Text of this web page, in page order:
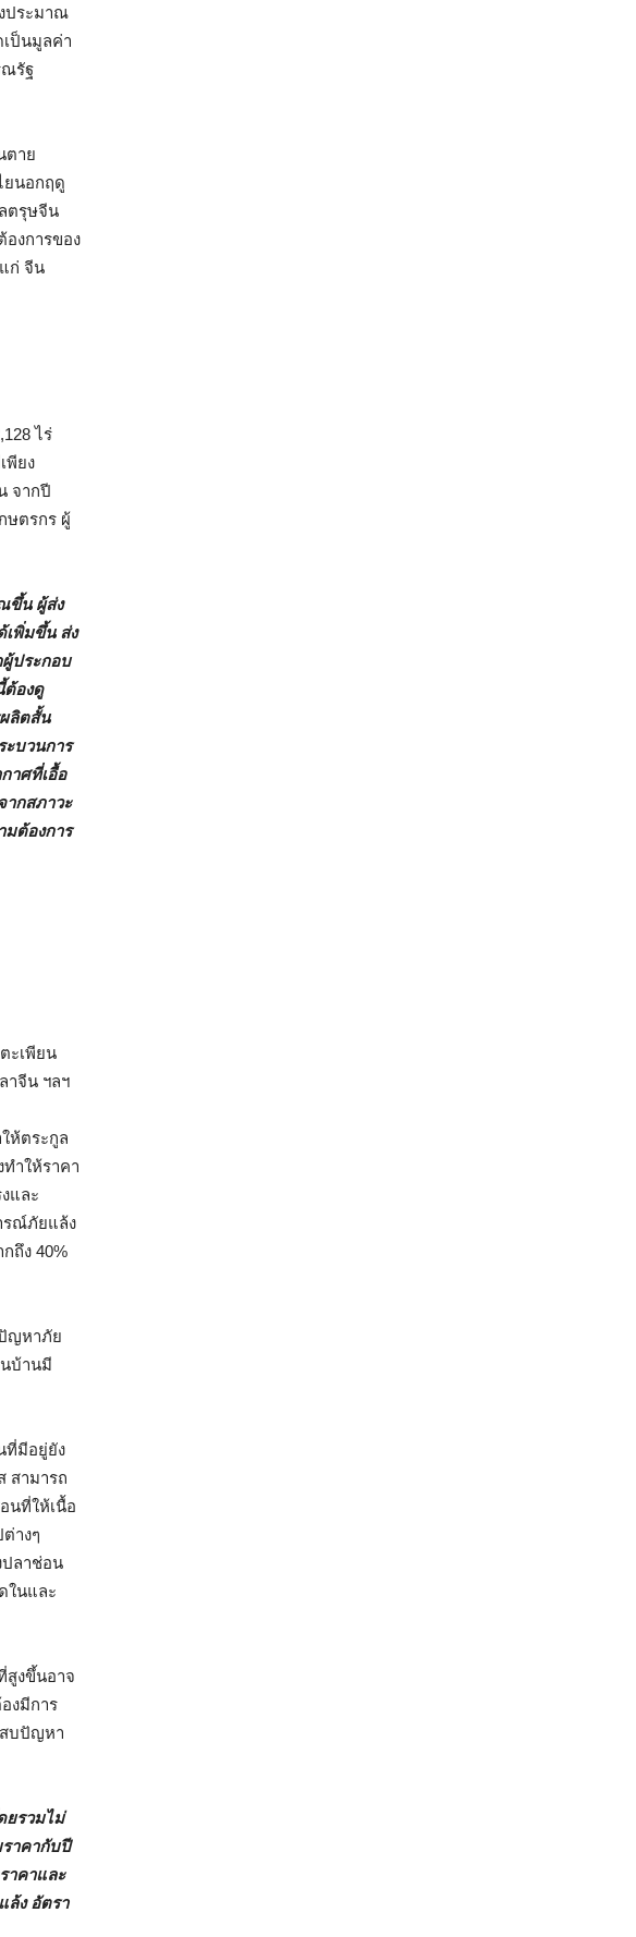
ประมาณ
ป็นมูลค่า
ณรัฐ
ตาย
ยนอกฤดู
ตรุษจีน
งการของ
ก่ จีน
ไร่
พียง
จากปี
ษตรกร ผู้
ขึ้น ผู้ส่ง
เพิ่มขึ้น ส่ง
ประกอบ
ต้องดู
ลิตสั้น
ะบวนการ
าศที่เอื้อ
ากสภาวะ
ต้องการ
ะเพียน
าจีน ฯลฯ
ห้ตระกูล
ำให้ราคา
และ
รณ์ภัยแล้ง
ถึง 40%
ญหาภัย
บ้านมี
ที่มีอยู่ยัง
สามารถ
นที่ให้เนื้อ
างๆ
ปลาช่อน
ในและ
สูงขึ้นอาจ
งมีการ
สบปัญหา
ยรวมไม่
าคากับปี
าคาและ
ล้ง อัตรา